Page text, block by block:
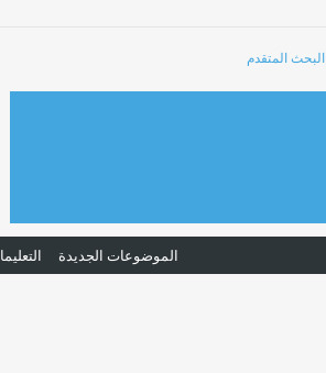
البحث المتقدم
الموضوعات الجديدة